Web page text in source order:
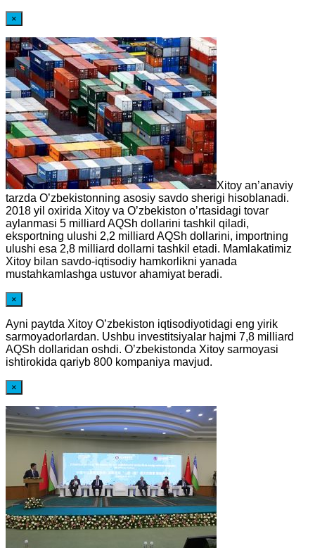
×
Xitoy an’anaviy
tarzda O’zbekistonning asosiy savdo sherigi hisoblanadi.
2018 yil oxirida Xitoy va O’zbekiston o’rtasidagi tovar
aylanmasi 5 milliard AQSh dollarini tashkil qiladi,
eksportning ulushi 2,2 milliard AQSh dollarini, importning
ulushi esa 2,8 milliard dollarni tashkil etadi. Mamlakatimiz
Xitoy bilan savdo-iqtisodiy hamkorlikni yanada
mustahkamlashga ustuvor ahamiyat beradi.
×
Ayni paytda Xitoy O’zbekiston iqtisodiyotidagi eng yirik
sarmoyadorlardan. Ushbu investitsiyalar hajmi 7,8 milliard
AQSh dollaridan oshdi. O’zbekistonda Xitoy sarmoyasi
ishtirokida qariyb 800 kompaniya mavjud.
×